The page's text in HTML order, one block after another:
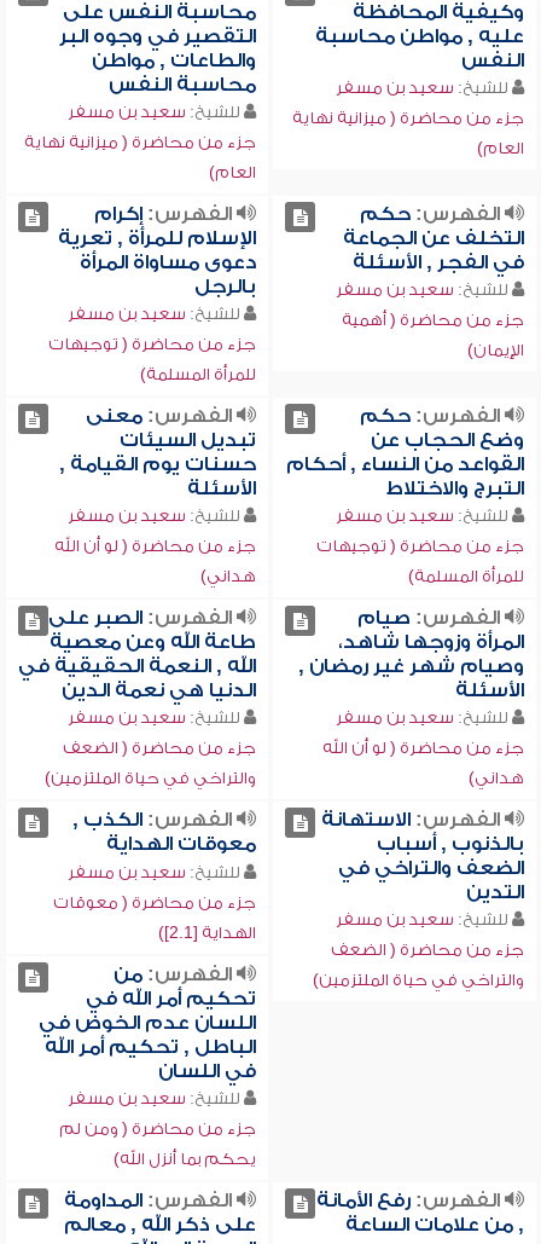
وكيفية المحافظة
عليه , مواطن محاسبة
النفس
للشيخ: سعيد بن مسفر
جزء من محاضرة ( ميزانية نهاية
العام)
محاسبة النفس على
التقصير في وجوه البر
والطاعات , مواطن
محاسبة النفس
للشيخ: سعيد بن مسفر
جزء من محاضرة ( ميزانية نهاية
العام)
الفهرس:حكم
التخلف عن الجماعة
في الفجر , الأسئلة
للشيخ: سعيد بن مسفر
جزء من محاضرة ( أهمية
الإيمان)
الفهرس:إكرام
الإسلام للمرأة , تعرية
دعوى مساواة المرأة
بالرجل
للشيخ: سعيد بن مسفر
جزء من محاضرة ( توجيهات
للمرأة المسلمة)
الفهرس:حكم
وضع الحجاب عن
القواعد من النساء , أحكام
التبرج والاختلاط
للشيخ: سعيد بن مسفر
جزء من محاضرة ( توجيهات
للمرأة المسلمة)
الفهرس:معنى
تبديل السيئات
حسنات يوم القيامة ,
الأسئلة
للشيخ: سعيد بن مسفر
جزء من محاضرة ( لو أن الله
هداني)
الفهرس: صيام
المرأة وزوجها شاهد،
وصيام شهر غير رمضان ,
الأسئلة
للشيخ: سعيد بن مسفر
جزء من محاضرة ( لو أن الله
هداني)
الفهرس:الصبر على
طاعة الله وعن معصية
الله , النعمة الحقيقية في
الدنيا هي نعمة الدين
للشيخ: سعيد بن مسفر
جزء من محاضرة ( الضعف
والتراخي في حياة الملتزمين)
الفهرس:الاستهانة
بالذنوب , أسباب
الضعف والتراخي في
التدين
للشيخ: سعيد بن مسفر
جزء من محاضرة ( الضعف
والتراخي في حياة الملتزمين)
الفهرس:الكذب ,
معوقات الهداية
للشيخ: سعيد بن مسفر
جزء من محاضرة ( معوقات
الهداية [2.1])
الفهرس:من
تحكيم أمر الله في
اللسان عدم الخوض في
الباطل , تحكيم أمر الله
في اللسان
للشيخ: سعيد بن مسفر
جزء من محاضرة ( ومن لم
يحكم بما أنزل الله)
الفهرس:رفع الأمانة
, من علامات الساعة
الفهرس:المداومة
على ذكر الله , معالم